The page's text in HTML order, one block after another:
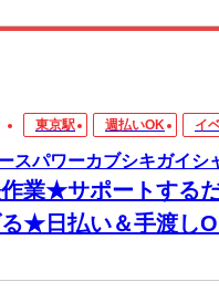
東京駅 週払いOK イ
スパワーカブシキガイ
業★サポートする
★日払い＆手渡し